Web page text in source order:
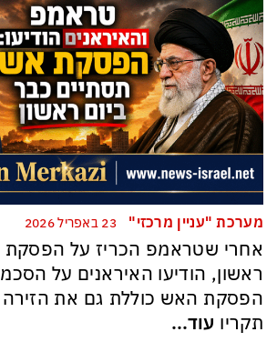
מערכת "עניין מרכזי"
אחרי שטראמפ הכריז על הפסקת
ראשון, הודיעו האיראנים על
הפסקת האש כוללת גם את הזירה
תקריו עוד...